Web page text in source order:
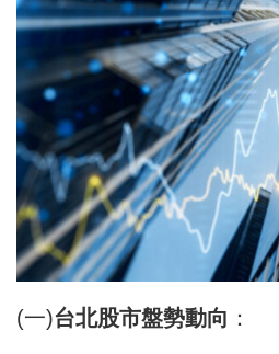
(一)台北股市盤勢動向 ：